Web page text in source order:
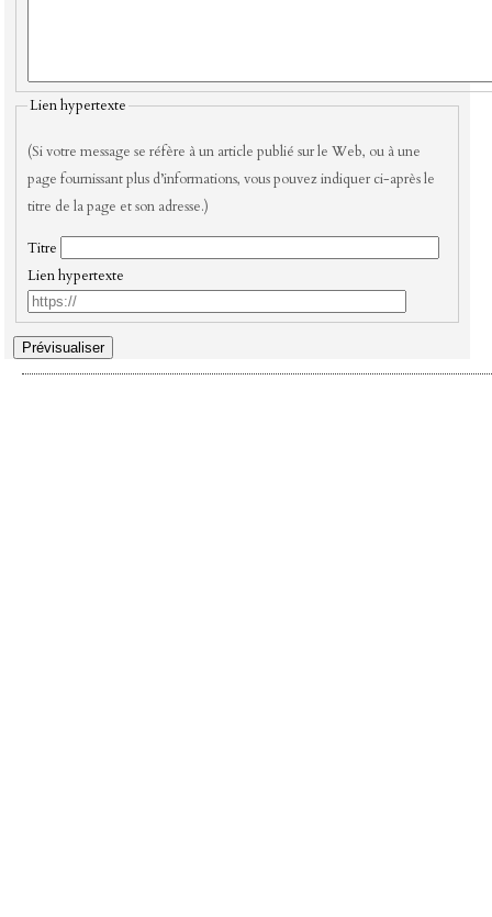
Lien hypertexte
(Si votre message se réfère à un article publié sur le Web, ou à une
page fournissant plus d’informations, vous pouvez indiquer ci-après le
titre de la page et son adresse.)
Titre
Lien hypertexte